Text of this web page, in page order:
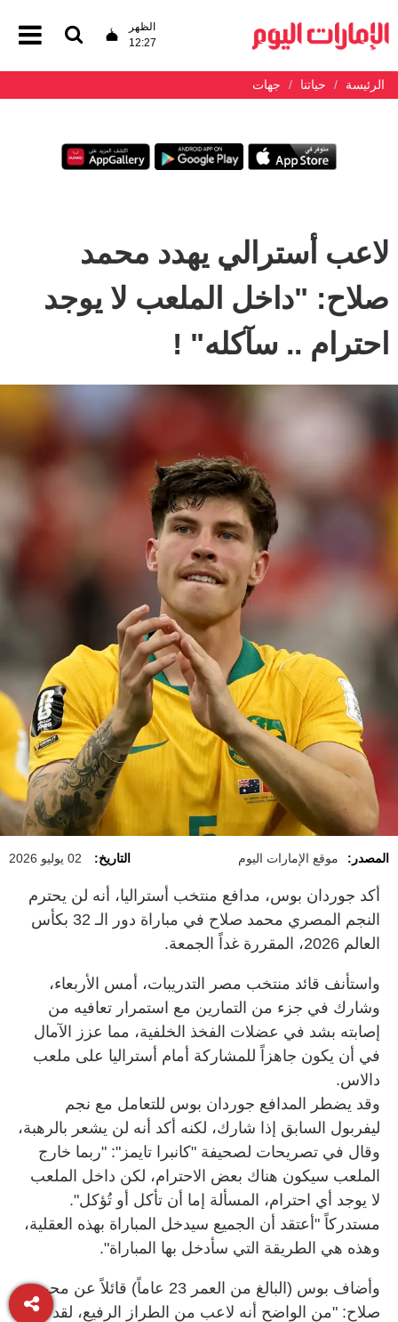
الظهر
12:27
الرئيسة حياتنا جهات
لاعب أسترالي يهدد محمد
صلاح: "داخل الملعب لا يوجد
احترام .. سآكله" !
المصدر: موقع الإمارات اليوم التاريخ: 02 يوليو 2026
أكد جوردان بوس، مدافع منتخب أستراليا، أنه لن يحترم
النجم المصري محمد صلاح في مباراة دور الـ 32 بكأس
العالم 2026، المقررة غداً الجمعة.
واستأنف قائد منتخب مصر التدريبات، أمس الأربعاء،
وشارك في جزء من التمارين مع استمرار تعافيه من
إصابته بشد في عضلات الفخذ الخلفية، مما عزز الآمال
في أن يكون جاهزاً للمشاركة أمام أستراليا على ملعب
دالاس.
وقد يضطر المدافع جوردان بوس للتعامل مع نجم
ليفربول السابق إذا شارك، لكنه أكد أنه لن يشعر بالرهبة،
وقال في تصريحات لصحيفة "كانبرا تايمز": "ربما خارج
الملعب سيكون هناك بعض الاحترام، لكن داخل الملعب
لا يوجد أي احترام، المسألة إما أن تأكل أو تُؤكل".
مستدركاً "أعتقد أن الجميع سيدخل المباراة بهذه العقلية،
وهذه هي الطريقة التي سأدخل بها المباراة".
وأضاف بوس (البالغ من العمر 23 عاماً) قائلاً عن محمد
صلاح: "من الواضح أنه لاعب من الطراز الرفيع، لقد كان